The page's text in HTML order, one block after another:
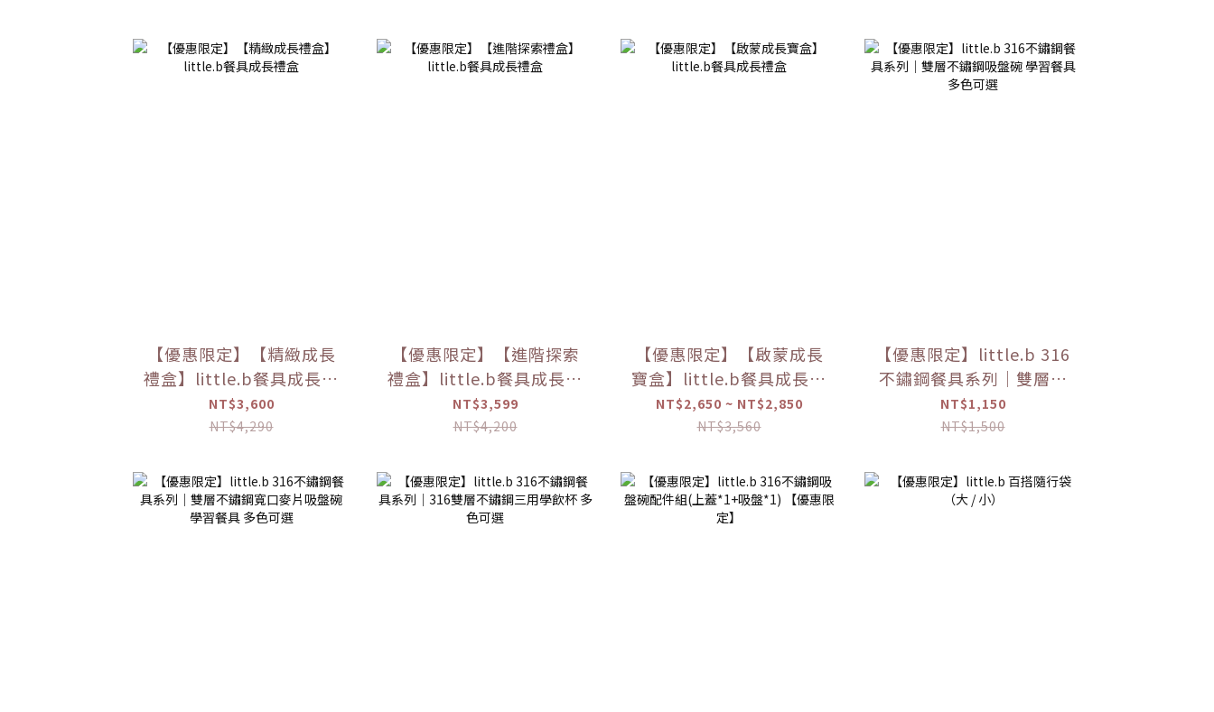
【優惠限定】【精緻成長
禮盒】little.b餐具成長禮
盒
NT$3,600
NT$4,290
【優惠限定】【進階探索
禮盒】little.b餐具成長禮
盒
NT$3,599
NT$4,200
【優惠限定】【啟蒙成長
寶盒】little.b餐具成長禮
盒
NT$2,650 ~ NT$2,850
NT$3,560
【優惠限定】little.b 316
不鏽鋼餐具系列｜雙層不
鏽鋼吸盤碗 學習餐具 多色
可選
NT$1,150
NT$1,500